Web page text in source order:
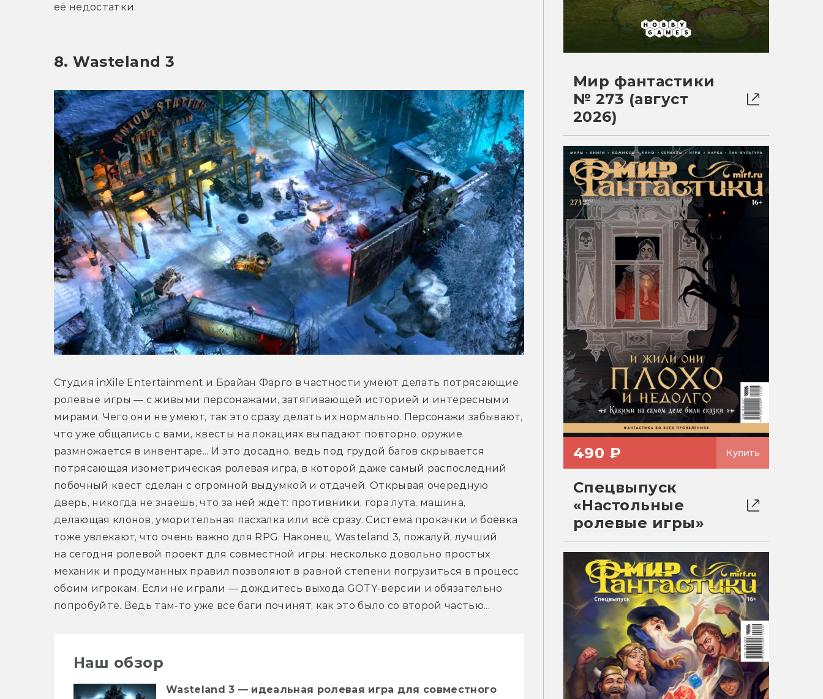
её недостатки.
8. Wasteland 3
Студия inXile Entertainment и Брайан Фарго в частности умеют делать потрясающие
ролевые игры — с живыми персонажами, затягивающей историей и интересными
мирами. Чего они не умеют, так это сразу делать их нормально. Персонажи забывают,
что уже общались с вами, квесты на локациях выпадают повторно, оружие
размножается в инвентаре... И это досадно, ведь под грудой багов скрывается
потрясающая изометрическая ролевая игра, в которой даже самый распоследний
побочный квест сделан с огромной выдумкой и отдачей. Открывая очередную
дверь, никогда не знаешь, что за ней ждёт: противники, гора лута, машина,
делающая клонов, уморительная пасхалка или всё сразу. Система прокачки и боёвка
тоже увлекают, что очень важно для RPG. Наконец, Wasteland 3, пожалуй, лучший
на сегодня ролевой проект для совместной игры: несколько довольно простых
механик и продуманных правил позволяют в равной степени погрузиться в процесс
обоим игрокам. Если не играли — дождитесь выхода GOTY-версии и обязательно
попробуйте. Ведь там-то уже все баги починят, как это было со второй частью...
Наш обзор
Wasteland 3 — идеальная ролевая игра для совместного
Мир фантастики
№ 273 (август
2026)
490 ₽ Купить
Спецвыпуск
«Настольные
ролевые игры»